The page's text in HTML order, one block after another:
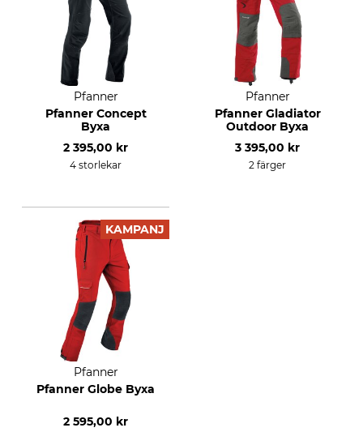
Pfanner
Pfanner Concept
Byxa
2 395,00 kr
4 storlekar
Pfanner
Pfanner Gladiator
Outdoor Byxa
3 395,00 kr
2 färger
KAMPANJ
Pfanner
Pfanner Globe Byxa
2 595,00 kr